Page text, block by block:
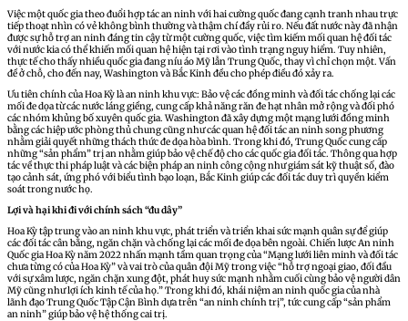
Việc một quốc gia theo đuổi hợp tác an ninh với hai cường quốc đang cạnh tranh nhau trực
tiếp thoạt nhìn có vẻ không bình thường và thậm chí đầy rủi ro. Nếu đất nước này đã nhận
được sự hỗ trợ an ninh đáng tin cậy từ một cường quốc, việc tìm kiếm mối quan hệ đối tác
với nước kia có thể khiến mối quan hệ hiện tại rơi vào tình trạng nguy hiểm. Tuy nhiên,
thực tế cho thấy nhiều quốc gia đang níu áo Mỹ lẫn Trung Quốc, thay vì chỉ chọn một. Vấn
đề ở chỗ, cho đến nay, Washington và Bắc Kinh đều cho phép điều đó xảy ra.
Ưu tiên chính của Hoa Kỳ là an ninh khu vực: Bảo vệ các đồng minh và đối tác chống lại các
mối đe dọa từ các nước láng giềng, cung cấp khả năng răn đe hạt nhân mở rộng và đối phó
các nhóm khủng bố xuyên quốc gia. Washington đã xây dựng một mạng lưới đồng minh
bằng các hiệp ước phòng thủ chung cũng như các quan hệ đối tác an ninh song phương
nhằm giải quyết những thách thức đe dọa hòa bình. Trong khi đó, Trung Quốc cung cấp
những “sản phẩm” trị an nhằm giúp bảo vệ chế độ cho các quốc gia đối tác. Thông qua hợp
tác về thực thi pháp luật và các biện pháp an ninh công cộng như giám sát kỹ thuật số, đào
tạo cảnh sát, ứng phó với biểu tình bạo loạn, Bắc Kinh giúp các đối tác duy trì quyền kiểm
soát trong nước họ.
Lợi và hại khi đi với chính sách “đu dây”
Hoa Kỳ tập trung vào an ninh khu vực, phát triển và triển khai sức mạnh quân sự để giúp
các đối tác cân bằng, ngăn chặn và chống lại các mối đe dọa bên ngoài. Chiến lược An ninh
Quốc gia Hoa Kỳ năm 2022 nhấn mạnh tầm quan trọng của “Mạng lưới liên minh và đối tác
chưa từng có của Hoa Kỳ” và vai trò của quân đội Mỹ trong việc “hỗ trợ ngoại giao, đối đầu
với sự xâm lược, ngăn chặn xung đột, phát huy sức mạnh nhằm cuối cùng bảo vệ người dân
Mỹ cũng như lợi ích kinh tế của họ.” Trong khi đó, khái niệm an ninh quốc gia của nhà
lãnh đạo Trung Quốc Tập Cận Bình dựa trên “an ninh chính trị”, tức cung cấp “sản phẩm
an ninh” giúp bảo vệ hệ thống cai trị.